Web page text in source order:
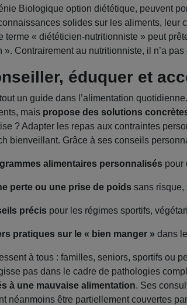
Biologique option diététique, peuvent
solides sur les aliments, leur
terme « diététicien-nutritionniste » peut
Contrairement au nutritionniste, il n’a pas
éduquer et
un guide dans l’alimentation
mais propose des solutions
? Adapter les repas aux contraintes
bienveillant. Grâce à ses conseils
alimentaires personnalisés pour
perte ou une prise de poids sans risque,
précis pour les régimes sportifs,
pratiques sur le « bien manger » dans
à tous : familles, seniors, sportifs ou
pas dans le cadre de pathologies
à une mauvaise alimentation. Ses
néanmoins être partiellement couvertes